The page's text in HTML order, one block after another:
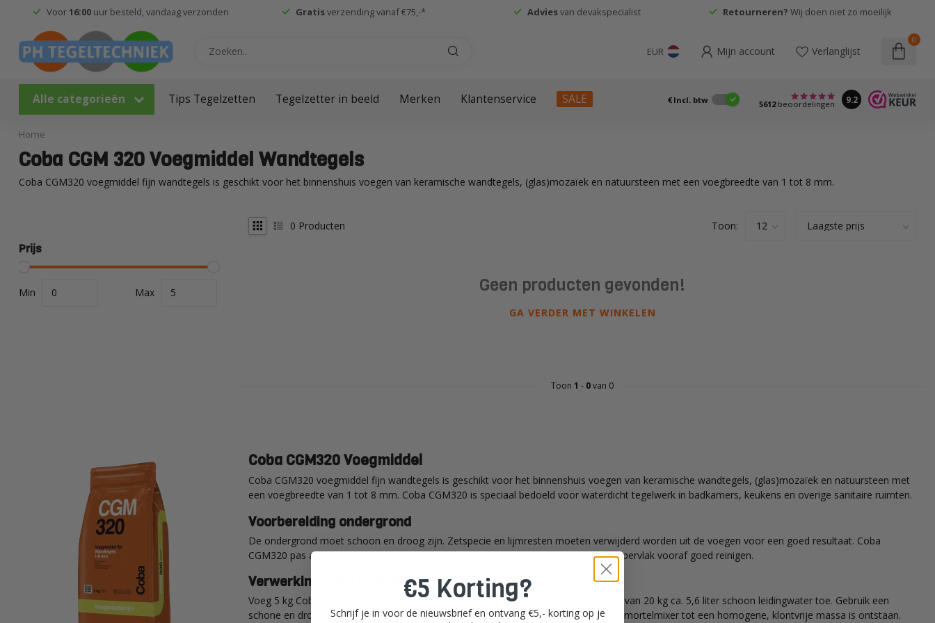
Voor16:00uur besteld, vandaag verzonden Gratisverzending vanaf €75,-* Adviesvan devakspecialist Retourneren? Wij doen niet zo moeilijk
EUR Mijn account Verlanglijst
0
Alle categorieën Tips Tegelzetten Tegelzetter in beeld Merken Klantenservice SALE € Incl. btw 5612beoordelingen 9.2
Home
Coba CGM 320 Voegmiddel Wandtegels
Coba CGM320 voegmiddel fijn wandtegels is geschikt voor het binnenshuis voegen van keramische wandtegels, (glas)mozaïek en natuursteen met een voegbreedte van 1 tot 8 mm.
Prijs
Min Max
0 Producten Toon:
Geen producten gevonden!
GA VERDER MET WINKELEN
Toon 1 - 0van 0
Coba CGM320 Voegmiddel
Coba CGM320 voegmiddel fijn wandtegels is geschikt voor het binnenshuis voegen van keramische wandtegels, (glas)mozaïek en natuursteen met
een voegbreedte van 1 tot 8 mm. Coba CGM320 is speciaal bedoeld voor waterdicht tegelwerk in badkamers, keukens en overige sanitaire ruimten.
Voorbereiding ondergrond
De ondergrond moet schoon en droog zijn. Zetspecie en lijmresten moeten verwijderd worden uit de voegen voor een goed resultaat. Coba
CGM320 pas aanbrengen als de zetspecie of lijm voldoende verhard is. Het tegeloppervlak vooraf goed reinigen.
Verwerking Coba CGM 320
Voeg 5 kg Coba CGM320 toe aan ca. 1,4 liter schoon leidingwater. Voeg bij een zak van 20 kg ca. 5,6 liter schoon leidingwater toe. Gebruik een
schone en droge speciekuip of emmer. Meng 1 minuut intensief met een geschikte mortelmixer tot een homogene, klontvrije massa is ontstaan.
€5 Korting?
Schrijf je in voor de nieuwsbrief en ontvang €5,- korting op je